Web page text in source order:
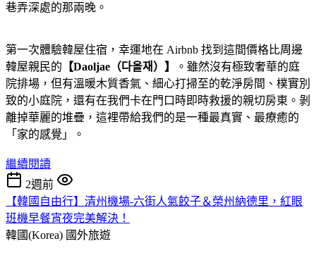
巷弄深處的那兩晚。
第一次體驗韓屋住宿，幸運地在 Airbnb 找到這間價格比周邊
韓屋親民的 【Daoljae（다올재）】
。雖然沒有極致奢華的庭
院排場，但有溫暖木質香氣、細心打掃至的乾淨房間、樸實別
致的小庭院，還有在我們卡在門口時即時救援的親切房東。剝
離掉華麗的堆疊，這裡帶給我們的是一種最真實、最療癒的
「家的感覺」。
繼續閱讀
2週前
【韓國自由行】清州機場-六街人氣餃子＆榮州納德里，紅眼
班機早餐宵夜完美解決！
韓國(Korea) 國外旅遊